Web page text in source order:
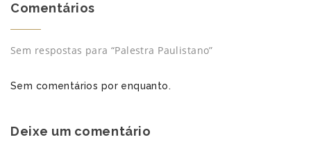
Comentários
Sem respostas para “Palestra Paulistano”
Sem comentários por enquanto.
Deixe um comentário